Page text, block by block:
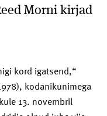
Morni kirjad
kord igatsend,“
kodanikunimega
13. novembril